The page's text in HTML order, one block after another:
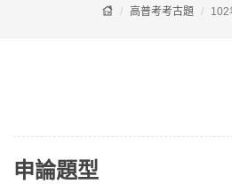
高普考考古題 102
申論題型